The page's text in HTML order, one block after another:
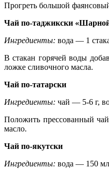
Прогреть большой
Чай по-таджикски
Ингредиенты: вода — 1
В стакан горячей воды
ложке сливочного масла.
Чай по-татарски
Ингредиенты: чай — 5-6 г,
Положить прессованный
масло.
Чай по-якутски
Ингредиенты: вода — 150